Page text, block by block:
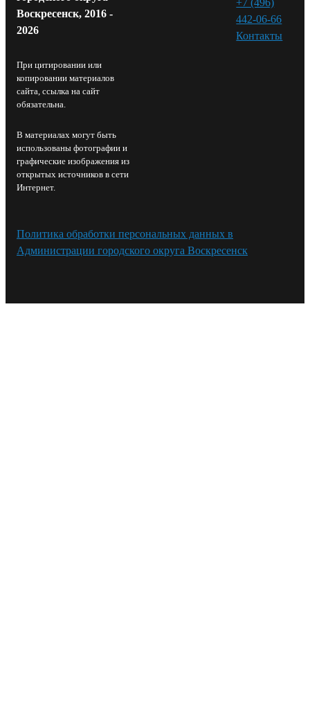
Воскресенск, 2016 -
2026
При цитировании или
копировании материалов
сайта, ссылка на сайт
обязательна.
В материалах могут быть
использованы фотографии и
графические изображения из
открытых источников в сети
Интернет.
442-06-66
Контакты⁠
Политика обработки персональных данных в
Администрации городского округа Воскресенск